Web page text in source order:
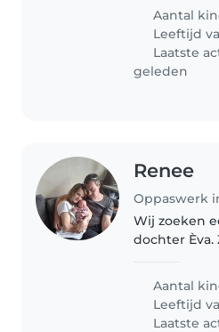
energetic,
multilingual
Arabic,
Aantal
Leeftijd
Laatste
geleden
Renee
Oppaswerk
Wij zoeken
dochter Èva.
weer
het een
Aantal
Leeftijd
Laatste